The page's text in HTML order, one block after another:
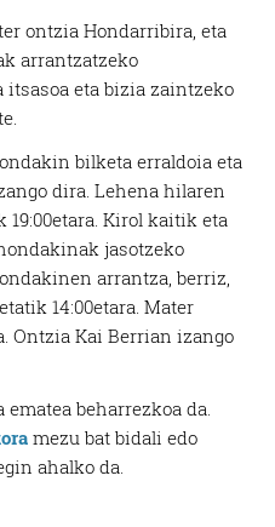
ontzia Hondarribira, eta
arrantzatzeko
itsasoa eta bizia zaintzeko
bilketa erraldoia eta
dira. Lehena hilaren
19:00etara. Kirol kaitik eta
jasotzeko
arrantza, berriz,
14:00etara. Mater
Ontzia Kai Berrian izango
beharrezkoa da.
mezu bat bidali edo
ahalko da.